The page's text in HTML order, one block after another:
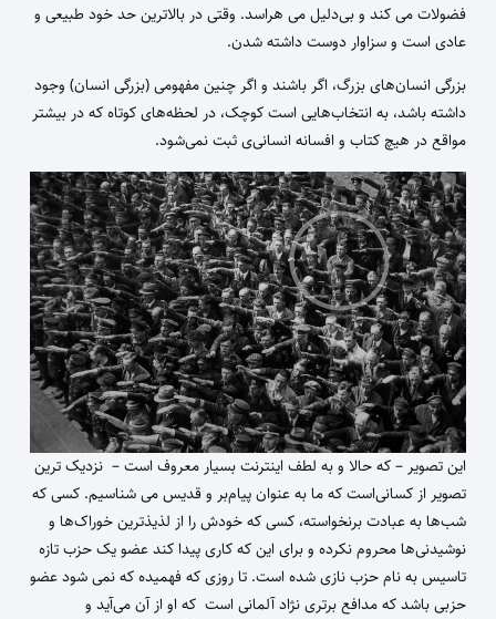
فضولات می کند و بی‌دلیل می هراسد. وقتی در بالاترین حد خود طبیعی و
عادی است و سزاوار دوست داشته شدن.
بزرگی انسان‌های بزرگ، اگر باشند و اگر چنین مفهومی (بزرگی انسان) وجود
داشته باشد، به انتخاب‌هایی است کوچک، در لحظه‌های کوتاه که در بیشتر
مواقع در هیچ کتاب و افسانه انسانی‌ی ثبت نمی‌شود.
این تصویر – که حالا و به لطف اینترنت بسیار معروف است – نزدیک ترین
تصویر از کسانی‌است که ما به عنوان پیام‌بر و قدیس می شناسیم. کسی که
شب‌ها به عبادت برنخواسته، کسی که خودش را از لذیذترین خوراک‌ها و
نوشیدنی‌ها محروم نکرده و برای این که کاری پیدا کند عضو یک حزب تازه
تاسیس به نام حزب نازی شده است. تا روزی که فهمیده که نمی شود عضو
حزبی باشد که مدافع برتری نژاد آلمانی است که او از آن می‌آید و